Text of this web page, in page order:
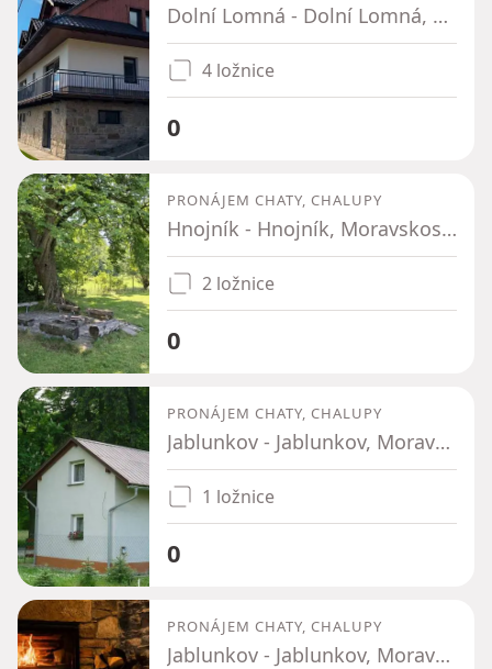
Dolní Lomná - Dolní Lomná, Moravskoslezský kraj
4 ložnice
0
PRONÁJEM CHATY, CHALUPY
Hnojník - Hnojník, Moravskoslezský kraj
2 ložnice
0
PRONÁJEM CHATY, CHALUPY
Jablunkov - Jablunkov, Moravskoslezský kraj
1 ložnice
0
PRONÁJEM CHATY, CHALUPY
Jablunkov - Jablunkov, Moravskoslezský kraj